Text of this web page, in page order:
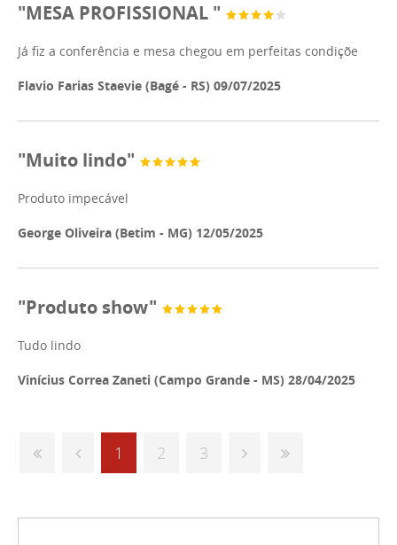
"MESA PROFISSIONAL "
Já fiz a conferência e mesa chegou em perfeitas condiçõe
Flavio Farias Staevie (Bagé - RS) 09/07/2025
"Muito lindo"
Produto impecável
George Oliveira (Betim - MG) 12/05/2025
"Produto show"
Tudo lindo
Vinícius Correa Zaneti (Campo Grande - MS) 28/04/2025
1 2 3